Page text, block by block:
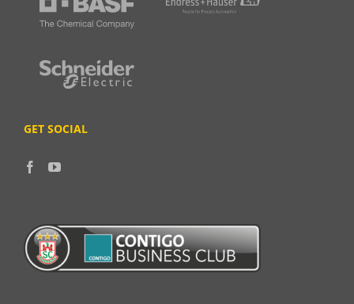
GET SOCIAL